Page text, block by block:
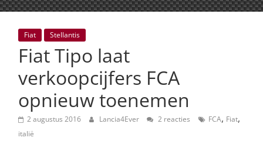
Gazetta
dell'Automobile
Italiana
autonieuws
lifestyle
Fiat Stellantis
Fiat Tipo laat
verkoopcijfers FCA
opnieuw toenemen
2 augustus 2016 Lancia4Ever 2 reacties FCA, Fiat,
italië